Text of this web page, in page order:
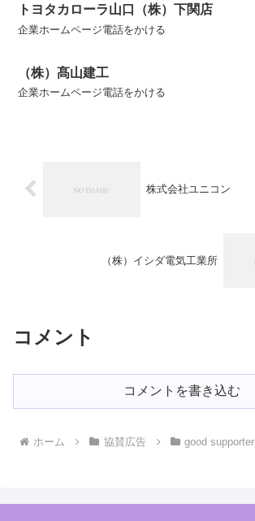
トヨタカローラ山口（株）下関店
企業ホームページ電話をかける
（株）髙山建工
企業ホームページ電話をかける
株式会社ユニコン
（株）イシダ電気工業所
コメント
コメントを書き込む
ホーム 協賛広告 good supporter